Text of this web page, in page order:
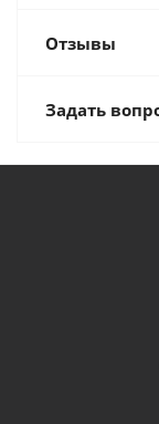
Отзывы
Задать